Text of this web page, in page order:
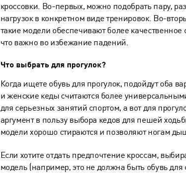
кроссовки. Во-первых, можно подобрать пару,
нагрузок в конкретном виде тренировок. Во-
такие модели обеспечивают более
что важно во избежание падений.
Что выбрать для прогулок?
Когда ищете обувь для прогулок, подойдут оба
и женские кеды считаются более
для серьезных занятий спортом, а вот для
аргумент в пользу выбора кедов для пешей
модели хорошо стираются и позволяют ногам
Если хотите отдать предпочтение кроссам,
модель (например, это не должна быть обувь